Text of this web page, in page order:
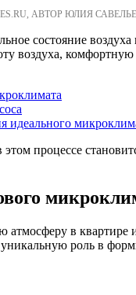
АВТОР ЮЛИЯ
состояние
воздуха, комфортную
идеального
процессе
атмосферу в
роль в